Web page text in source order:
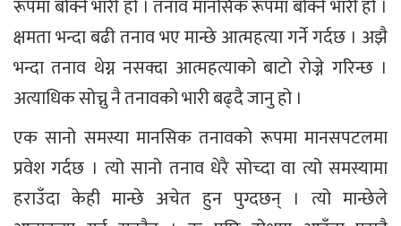
रूपमा बोक्ने भारी हो । तनाव मानसिक रूपमा बोक्ने भारी हो ।
क्षमता भन्दा बढी तनाव भए मान्छे आत्महत्या गर्ने गर्दछ । अझै
भन्दा तनाव थेग्न नसक्दा आत्महत्याको बाटो रोज्ने गरिन्छ ।
अत्याधिक सोच्नु नै तनावको भारी बढ्दै जानु हो ।
एक सानो समस्या मानसिक तनावको रूपमा मानसपटलमा
प्रवेश गर्दछ । त्यो सानो तनाव धेरै सोच्दा वा त्यो समस्यामा
हराउँदा केही मान्छे अचेत हुन पुग्दछन् । त्यो मान्छेले